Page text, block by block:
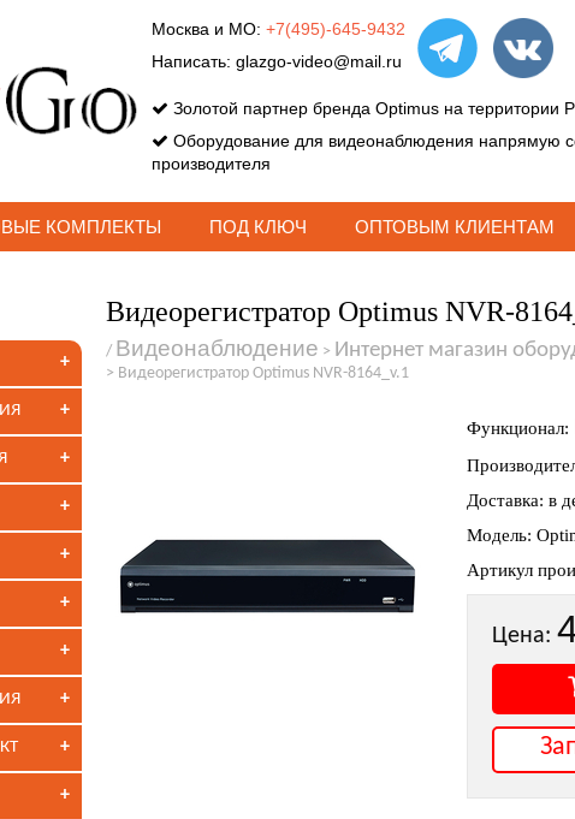
Москва и МО: +7(495)-645-9432
Написать: glazgo-video@mail.ru
Золотой партнер бренда Optimus на территории
Оборудование для видеонаблюдения напрямую
производителя
КОМПЛЕКТЫ ПОД КЛЮЧ ОПТОВЫМ КЛИЕНТАМ
Видеорегистратор Optimus NVR-
/ Видеонаблюдение > Интернет магазин
> Видеорегистратор Optimus NVR-8164_v.1
Функционал:
Доставка: в
Модель:
Артикул
Цена:
+
+
+
+
+
+
+
+
+
+